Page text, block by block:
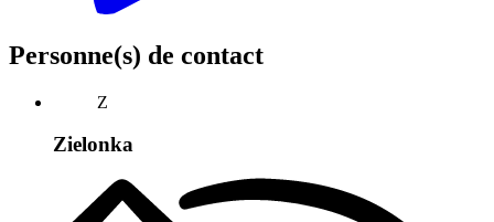
Personne(s) de contact
Z
Zielonka